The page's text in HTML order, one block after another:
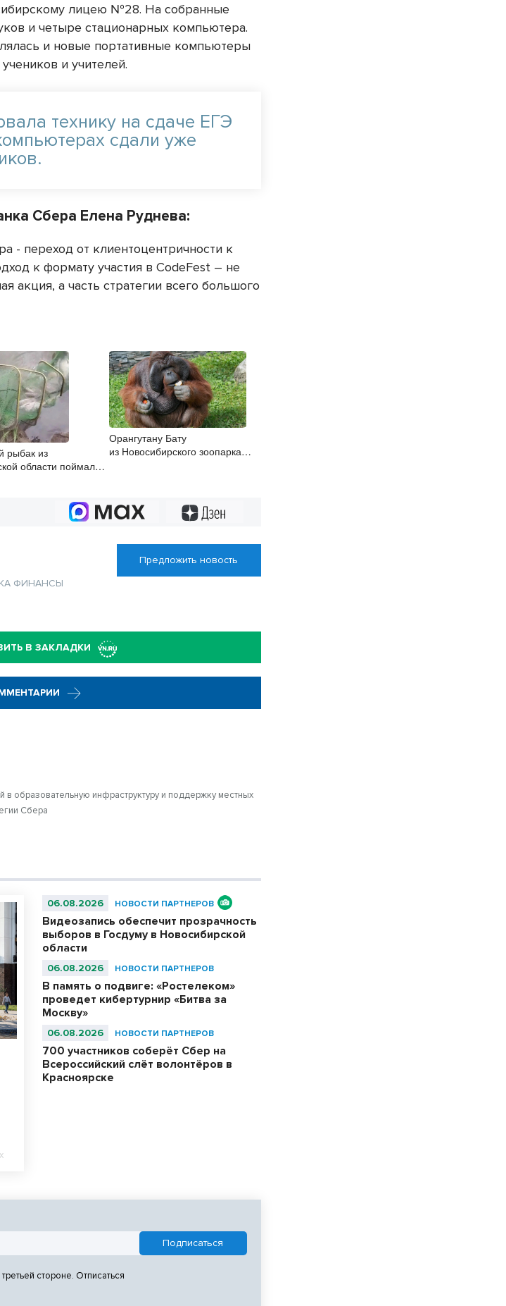
лицею №28. На собранные
и четыре стационарных компьютера.
и новые портативные компьютеры
и учителей.
технику на сдаче ЕГЭ
сдали уже
Сбера Елена Руднева:
- переход от клиентоцентричности к
к формату участия в CodeFest – не
акция, а часть стратегии всего большого
рыбак из
области поймал в
Орангутану Бату
из Новосибирского зоопарка
Предложить новость
ФИНАНСЫ
В ЗАКЛАДКИ
в образовательную инфраструктуру и поддержку местных
Сбера
06.08.2026 НОВОСТИ ПАРТНЕРОВ
Видеозапись обеспечит прозрачность
выборов в Госдуму в Новосибирской
области
06.08.2026 НОВОСТИ ПАРТНЕРОВ
В память о подвиге: «Ростелеком»
проведет кибертурнир «Битва за
Москву»
06.08.2026 НОВОСТИ ПАРТНЕРОВ
700 участников соберёт Сбер на
Всероссийский слёт волонтёров в
Красноярске
стороне. Отписаться